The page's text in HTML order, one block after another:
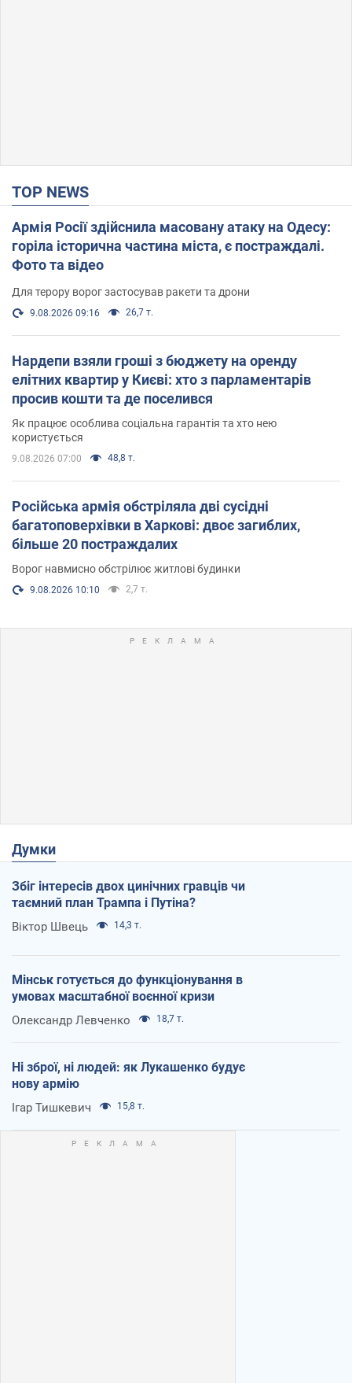
TOP NEWS
Армія Росії здійснила масовану атаку на Одесу:
горіла історична частина міста, є постраждалі.
Фото та відео
Для терору ворог застосував ракети та дрони
9.08.2026 09:16 26,7 т.
Нардепи взяли гроші з бюджету на оренду
елітних квартир у Києві: хто з парламентарів
просив кошти та де поселився
Як працює особлива соціальна гарантія та хто нею
користується
9.08.2026 07:00 48,8 т.
Російська армія обстріляла дві сусідні
багатоповерхівки в Харкові: двоє загиблих,
більше 20 постраждалих
Ворог навмисно обстрілює житлові будинки
9.08.2026 10:10 2,7 т.
Думки
Збіг інтересів двох цинічних гравців чи
таємний план Трампа і Путіна?
Віктор Швець 14,3 т.
Мінськ готується до функціонування в
умовах масштабної воєнної кризи
Олександр Левченко 18,7 т.
Ні зброї, ні людей: як Лукашенко будує
нову армію
Ігар Тишкевич 15,8 т.